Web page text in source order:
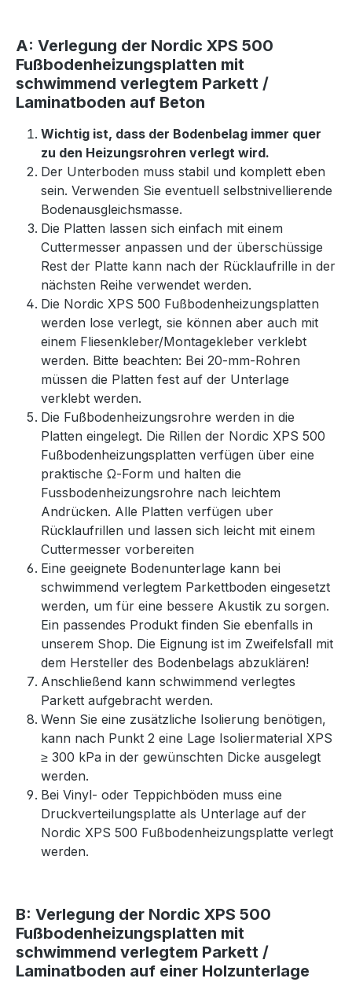
A: Verlegung der Nordic XPS 500
Fußbodenheizungsplatten mit
schwimmend verlegtem Parkett /
Laminatboden auf Beton
Wichtig ist, dass der Bodenbelag immer quer
zu den Heizungsrohren verlegt wird.
Der Unterboden muss stabil und komplett eben
sein. Verwenden Sie eventuell selbstnivellierende
Bodenausgleichsmasse.
Die Platten lassen sich einfach mit einem
Cuttermesser anpassen und der überschüssige
Rest der Platte kann nach der Rücklaufrille in der
nächsten Reihe verwendet werden.
Die Nordic XPS 500 Fußbodenheizungsplatten
werden lose verlegt, sie können aber auch mit
einem Fliesenkleber/Montagekleber verklebt
werden. Bitte beachten: Bei 20-mm-Rohren
müssen die Platten fest auf der Unterlage
verklebt werden.
Die Fußbodenheizungsrohre werden in die
Platten eingelegt. Die Rillen der Nordic XPS 500
Fußbodenheizungsplatten verfügen über eine
praktische Ω-Form und halten die
Fussbodenheizungsrohre nach leichtem
Andrücken. Alle Platten verfügen uber
Rücklaufrillen und lassen sich leicht mit einem
Cuttermesser vorbereiten
Eine geeignete Bodenunterlage kann bei
schwimmend verlegtem Parkettboden eingesetzt
werden, um für eine bessere Akustik zu sorgen.
Ein passendes Produkt finden Sie ebenfalls in
unserem Shop. Die Eignung ist im Zweifelsfall mit
dem Hersteller des Bodenbelags abzuklären!
Anschließend kann schwimmend verlegtes
Parkett aufgebracht werden.
Wenn Sie eine zusätzliche Isolierung benötigen,
kann nach Punkt 2 eine Lage Isoliermaterial XPS
≥ 300 kPa in der gewünschten Dicke ausgelegt
werden.
Bei Vinyl- oder Teppichböden muss eine
Druckverteilungsplatte als Unterlage auf der
Nordic XPS 500 Fußbodenheizungsplatte verlegt
werden.
B: Verlegung der Nordic XPS 500
Fußbodenheizungsplatten mit
schwimmend verlegtem Parkett /
Laminatboden auf einer Holzunterlage